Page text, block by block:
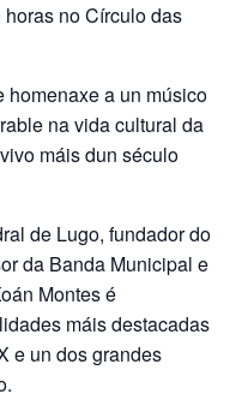
no Círculo das
homenaxe a un músico
na vida cultural da
máis dun século
de Lugo, fundador do
da Banda Municipal e
Montes é
máis destacadas
e un dos grandes